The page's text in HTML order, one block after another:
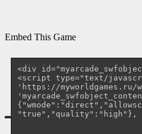
Embed This Game